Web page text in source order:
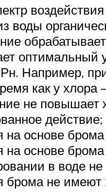
воды
оптимальный
Например,
как у хлора
не повышает
действие;
на основе
на основе
в воде
брома не имеют